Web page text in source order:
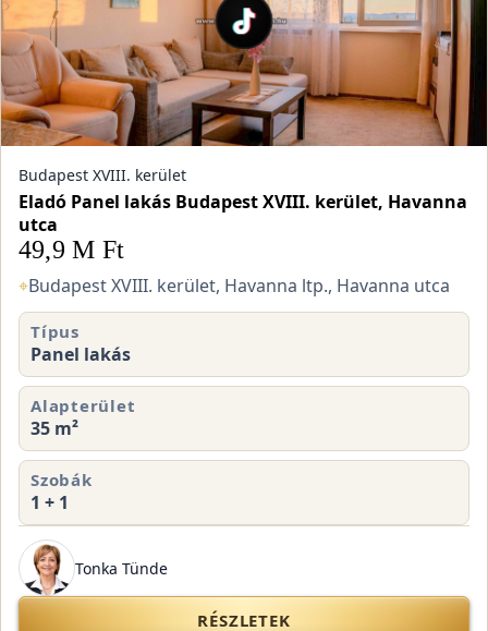
Budapest XVIII. kerület
Eladó Panel lakás Budapest XVIII. kerület, Havanna
utca
49,9 M Ft
⌖Budapest XVIII. kerület, Havanna ltp., Havanna utca
Típus
Panel lakás
Alapterület
35 m²
Szobák
1 + 1
Tonka Tünde
RÉSZLETEK